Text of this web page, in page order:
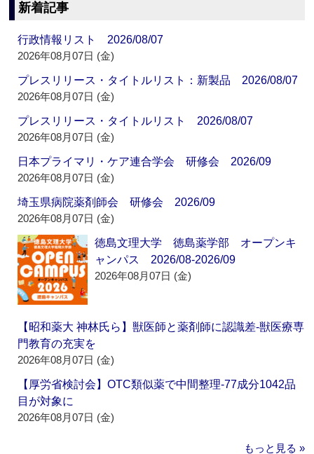
新着記事
行政情報リスト 2026/08/07
2026年08月07日 (金)
プレスリリース・タイトルリスト：新製品 2026/08/07
2026年08月07日 (金)
プレスリリース・タイトルリスト 2026/08/07
2026年08月07日 (金)
日本プライマリ・ケア連合学会 研修会 2026/09
2026年08月07日 (金)
埼玉県病院薬剤師会 研修会 2026/09
2026年08月07日 (金)
徳島文理大学 徳島薬学部 オープンキ
ャンパス 2026/08-2026/09
2026年08月07日 (金)
【昭和薬大 神林氏ら】獣医師と薬剤師に認識差‐獣医療専
門教育の充実を
2026年08月07日 (金)
【厚労省検討会】OTC類似薬で中間整理‐77成分1042品
目が対象に
2026年08月07日 (金)
もっと見る »